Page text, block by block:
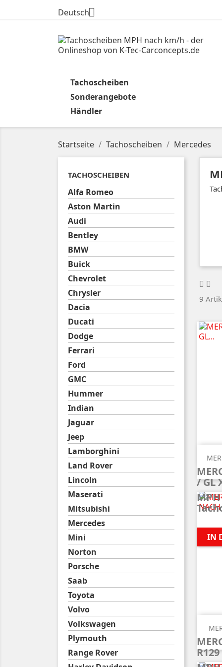
Deutsch
Tachoscheiben
Sonderangebote
Händler
Startseite Tachoscheiben Mercedes
TACHOSCHEIBEN
Alfa Romeo
Aston Martin
Audi
Bentley
BMW
Buick
Chevrolet
Chrysler
Dacia
Ducati
Dodge
Ferrari
Ford
GMC
Hummer
Indian
Jaguar
Jeep
Lamborghini
Land Rover
Lincoln
Maserati
Mitsubishi
Mercedes
Mini
Norton
Porsche
Saab
Toyota
Volvo
Volkswagen
Plymouth
Range Rover
9
/ GL
IN
R129